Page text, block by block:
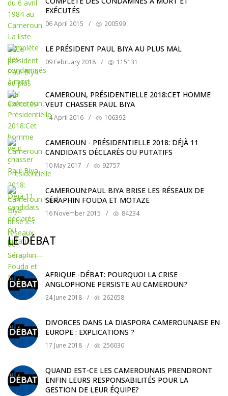
EXÉCUTÉS
06 April 2015 / 200599
LE PRÉSIDENT PAUL BIYA AU PLUS MAL
09 February 2018 / 115131
CAMEROUN, PRÉSIDENTIELLE 2018:CET HOMME
VEUT CHASSER PAUL BIYA
14 April 2016 / 106392
CAMEROUN - PRÉSIDENTIELLE 2018: DÉJÀ 11
CANDIDATS DÉCLARÉS OU PUTATIFS
10 May 2017 / 92757
CAMEROUN:PAUL BIYA BRISE LES RÉSEAUX DE
SÉRAPHIN FOUDA ET MOTAZE
16 November 2015 / 84234
LE DÉBAT
AFRIQUE -DÉBAT: POURQUOI LA CRISE
ANGLOPHONE PERSISTE AU CAMEROUN?
24 June 2018 / 262658
DIVORCES DANS LA DIASPORA CAMEROUNAISE EN
EUROPE : EXPLICATIONS ?
17 June 2018 / 256030
QUAND EST-CE LES CAMEROUNAIS PRENDRONT
ENFIN LEURS RESPONSABILITÉS POUR LA
GESTION DE LEUR ÉQUIPE?